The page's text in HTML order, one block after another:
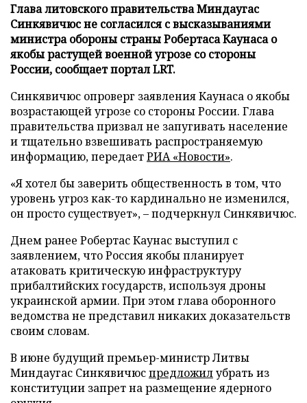
Глава литовского правительства Миндаугас
Синкявичюс не согласился с высказываниями
министра обороны страны Робертаса Каунаса о
якобы растущей военной угрозе со стороны
России, сообщает портал LRT.
Синкявичюс опроверг заявления Каунаса о якобы
возрастающей угрозе со стороны России. Глава
правительства призвал не запугивать население
и тщательно взвешивать распространяемую
информацию, передаетРИА «Новости».
«Я хотел бы заверить общественность в том, что
уровень угроз как-то кардинально не изменился,
он просто существует», – подчеркнул Синкявичюс.
Днем ранее Робертас Каунас выступил с
заявлением, что Россия якобы планирует
атаковать критическую инфраструктуру
прибалтийских государств, используя дроны
украинской армии. При этом глава оборонного
ведомства не представил никаких доказательств
своим словам.
В июне будущий премьер-министр Литвы
Миндаугас Синкявичюспредложилубрать из
конституции запрет на размещение ядерного